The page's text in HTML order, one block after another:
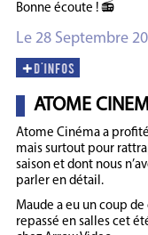
Bonne écoute ! 📻
Le 28 Septembre
ATOME
Atome Cinéma a
mais surtout pour
saison et dont nous
parler en détail.
Maude a eu un coup
repassé en salles cet